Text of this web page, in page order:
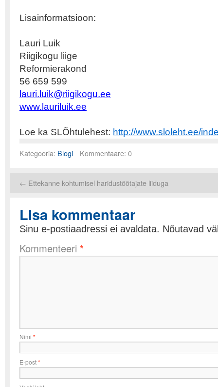
Lisainformatsioon:
Lauri Luik
Riigikogu liige
Reformierakond
56 659 599
lauri.luik@riigikogu.ee
www.lauriluik.ee
Loe ka SLÕhtulehest: http://www.sloleht.ee/
Kategooria: Blogi Kommentaare: 0
← Ettekanne kohtumisel haridustöötajate liiduga
Lisa kommentaar
Sinu e-postiaadressi ei avaldata. Nõutavad
Kommenteeri *
Nimi *
E-post*